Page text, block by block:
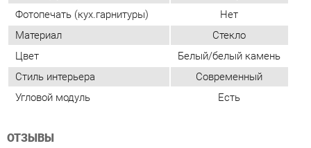
Угловой модуль Есть
ОТЗЫВЫ
Пока нет отзывов, поделитесь первым своим мнением.